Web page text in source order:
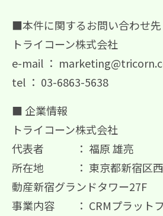
■本件に関するお問い合わせ先
トライコーン株式会社
e-mail ：
tel ： 03-6863-5638
■ 企業情報
トライコーン株式会社
代表者 ： 福原 雄亮
所在地 ： 東京都新宿区西
動産新宿グランドタワー27F
事業内容 ： CRMプラットフ